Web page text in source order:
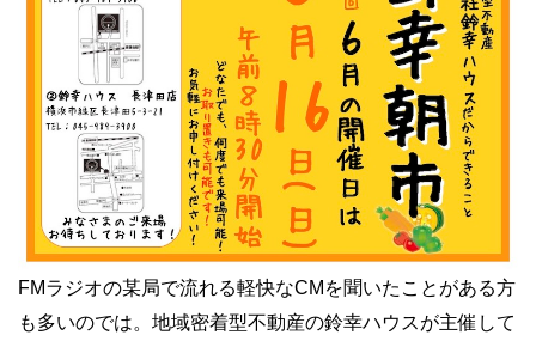
FMラジオの某局で流れる軽快なCMを聞いたことがある方
も多いのでは。地域密着型不動産の鈴幸ハウスが主催して